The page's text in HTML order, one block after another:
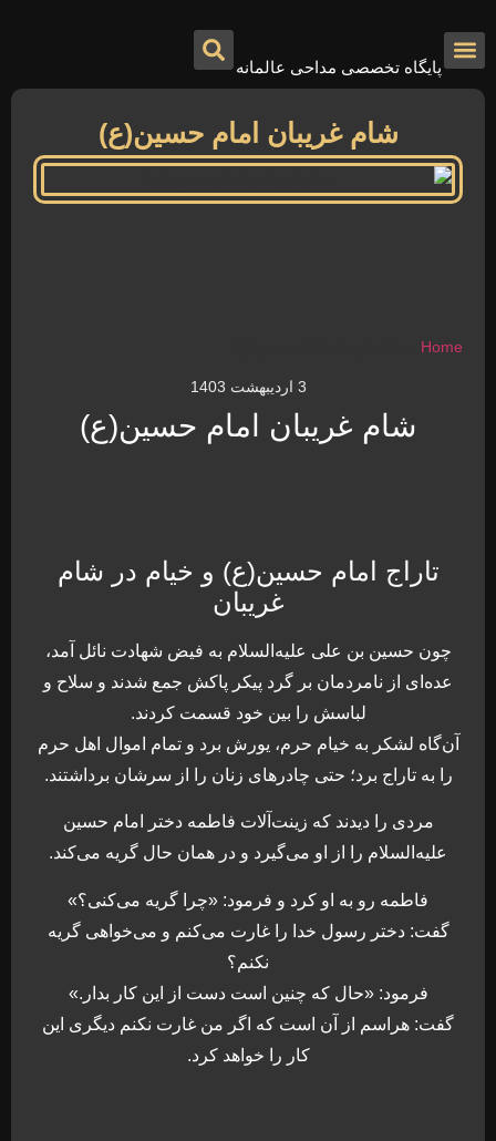
پایگاه تخصصی مداحی عالمانه
شام غریبان امام حسین(ع)
Home
3 اردیبهشت 1403
شام غریبان امام حسین(ع)
تاراج امام حسین(ع) و خیام در شام
غریبان
چون حسین بن علی علیه‌السلام به فیض شهادت نائل آمد‌‌،
عده‌ای از نامردمان بر گرد پیکر پاکش جمع شدند و سلاح و
لباسش را بین خود قسمت کردند.
آن‌گاه لشکر به خیام حرم، یورش برد و تمام اموال اهل حرم
را به تاراج برد؛ حتی چادرهای زنان را از سرشان برداشتند.
مردی را دیدند که زینت‌آلات فاطمه دختر امام حسین
علیه‌السلام را از او می‌گیرد و در همان حال گریه می‌کند.
فاطمه رو به او کرد و فرمود: «چرا ‌گریه می‌کنی؟»
گفت: دختر رسول خدا را غارت می‌کنم و می‌خواهی گریه
نکنم؟
فرمود: «حال که چنین است دست از این کار بدار.»
گفت: هراسم از آن است که اگر من غارت نکنم دیگری این
کار را خواهد کرد.